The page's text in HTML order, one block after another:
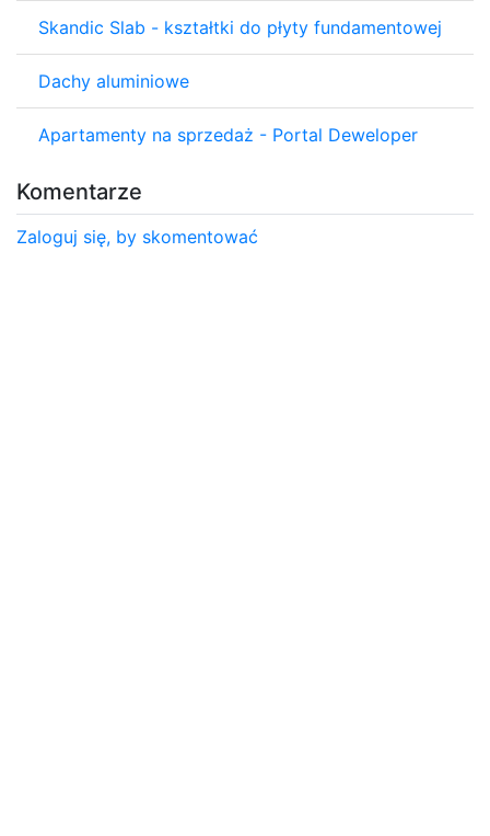
Skandic Slab - kształtki do płyty fundamentowej
Dachy aluminiowe
Apartamenty na sprzedaż - Portal Deweloper
Komentarze
Zaloguj się, by skomentować